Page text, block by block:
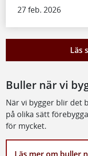
27 feb. 2026
Läs
Buller när vi
När vi bygger blir det
på olika sätt
för mycket.